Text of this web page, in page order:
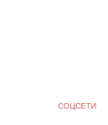
СОЦСЕТИ